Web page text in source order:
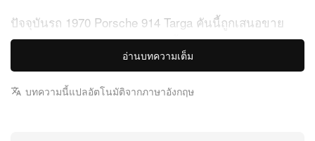
ปัจจุบันรถ 1970 Porsche 914 Targa คันนี้ถูกเสนอขาย
ผ่าน SBX Cars ในฐานะผลงานชิ้นสำคัญในหน้าประวัติ
ศาสตร์ยนตรกรรมที่สะท้อนความร่วมมือด้านรถเครื่องยนต์
วางกลางระหว่าง Porsche และ Volkswagen เดิมทีรุ่น 914
ถูกพัฒนาขึ้นเพื่อเป็นสปอร์ตเรือธงให้กับ VW และเป็นโรดส
อ่านบทความเต็ม
บทความนี้แปลอัตโนมัติจากภาษาอังกฤษ